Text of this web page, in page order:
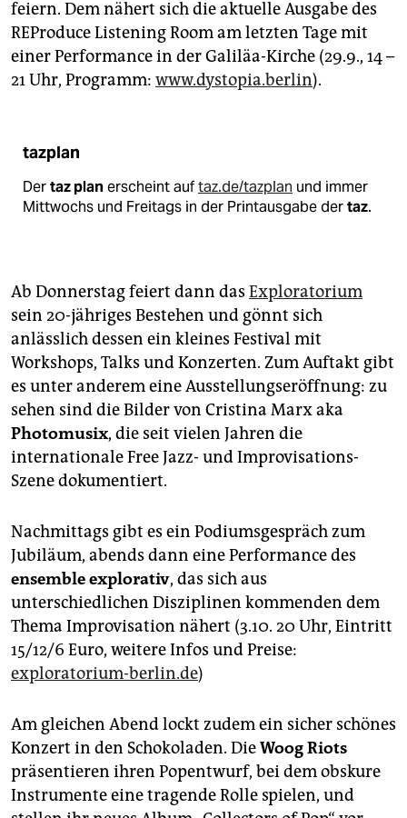
feiern. Dem nähert sich die aktuelle Ausgabe des
REProduce Listening Room am letzten Tage mit
einer Performance in der Galiläa-Kirche (29.9., 14 –
21 Uhr, Programm: www.dystopia.berlin).
tazplan
Dertaz planerscheint auftaz.de/tazplan und immer
Mittwochs und Freitags in der Printausgabe dertaz.
Ab Donnerstag feiert dann das Exploratorium
sein 20-jähriges Bestehen und gönnt sich
anlässlich dessen ein kleines Festival mit
Workshops, Talks und Konzerten. Zum Auftakt gibt
es unter anderem eine Ausstellungseröffnung: zu
sehen sind die Bilder von Cristina Marx aka
Photomusix, die seit vielen Jahren die
internationale Free Jazz- und Improvisations-
Szene dokumentiert.
Nachmittags gibt es ein Podiumsgespräch zum
Jubiläum, abends dann eine Performance des
ensemble explorativ, das sich aus
unterschiedlichen Disziplinen kommenden dem
Thema Improvisation nähert (3.10. 20 Uhr, Eintritt
15/12/6 Euro, weitere Infos und Preise:
exploratorium-berlin.de)
Am gleichen Abend lockt zudem ein sicher schönes
Konzert in den Schokoladen. DieWoog Riots
präsentieren ihren Popentwurf, bei dem obskure
Instrumente eine tragende Rolle spielen, und